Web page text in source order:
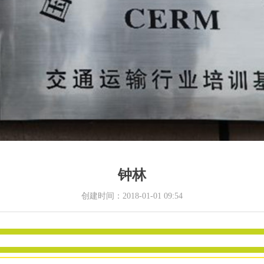
钟林
创建时间： 2018-01-01 09:54